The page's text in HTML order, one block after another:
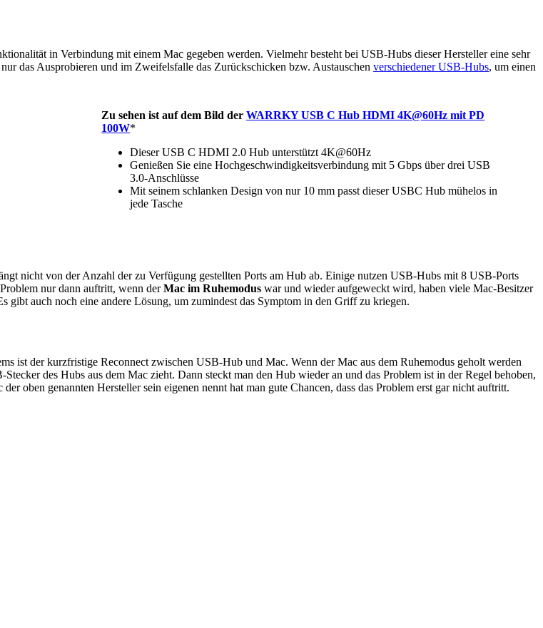
in Verbindung mit einem Mac gegeben werden. Vielmehr besteht bei USB-Hubs dieser Hersteller eine sehr
das Ausprobieren und im Zweifelsfalle das Zurückschicken bzw. Austauschen verschiedener USB-Hubs, um einen
Zu sehen ist auf dem Bild der WARRKY USB C Hub HDMI 4K@60Hz mit PD
100W*
Dieser USB C HDMI 2.0 Hub unterstützt 4K@60Hz
Genießen Sie eine Hochgeschwindigkeitsverbindung mit 5 Gbps über drei USB
3.0-Anschlüsse
Mit seinem schlanken Design von nur 10 mm passt dieser USBC Hub mühelos in
jede Tasche
nicht von der Anzahl der zu Verfügung gestellten Ports am Hub ab. Einige nutzen USB-Hubs mit 8 USB-Ports
nur dann auftritt, wenn derMac im Ruhemodus war und wieder aufgeweckt wird, haben viele Mac-Besitzer
gibt auch noch eine andere Lösung, um zumindest das Symptom in den Griff zu kriegen.
ist der kurzfristige Reconnect zwischen USB-Hub und Mac. Wenn der Mac aus dem Ruhemodus geholt werden
des Hubs aus dem Mac zieht. Dann steckt man den Hub wieder an und das Problem ist in der Regel behoben,
oben genannten Hersteller sein eigenen nennt hat man gute Chancen, dass das Problem erst gar nicht auftritt.